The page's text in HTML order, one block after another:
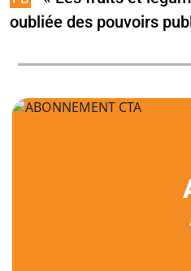
oubliée des pouvoirs